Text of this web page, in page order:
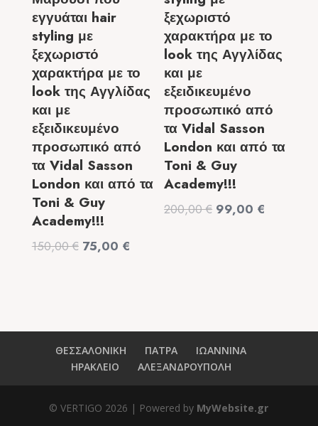
εγγυάται hair
styling με
ξεχωριστό
χαρακτήρα με το
look της Αγγλίδας
και με
εξειδικευμένο
προσωπικό από
τα Vidal Sasson
London και από τα
Toni & Guy
Academy!!!
150,00€ Original
75,00 €
ξεχωριστό
χαρακτήρα με το
look της Αγγλίδας
και με
εξειδικευμένο
προσωπικό από
τα Vidal Sasson
London και από τα
Toni & Guy
Academy!!!
200,00€ Original
99,00 €
ΘΕΣΣΑΛΟΝΙΚΗ ΠΑΤΡΑ
ΙΩΑΝΝΙΝΑ
ΗΡΑΚΛΕΙΟ
ΑΛΕΞΑΝΔΡΟΥΠΟΛΗ
© VERTIGO 2026 | Powered by MyWebsite.gr